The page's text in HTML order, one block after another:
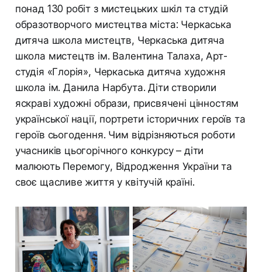
понад 130 робіт з мистецьких шкіл та студій
образотворчого мистецтва міста: Черкаська
дитяча школа мистецтв, Черкаська дитяча
школа мистецтв ім. Валентина Талаха, Арт-
студія «Глорія», Черкаська дитяча художня
школа ім. Данила Нарбута. Діти створили
яскраві художні образи, присвячені цінностям
української нації, портрети історичних героїв та
героїв сьогодення. Чим відрізняються роботи
учасників цьогорічного конкурсу – діти
малюють Перемогу, Відродження України та
своє щасливе життя у квітучій країні.